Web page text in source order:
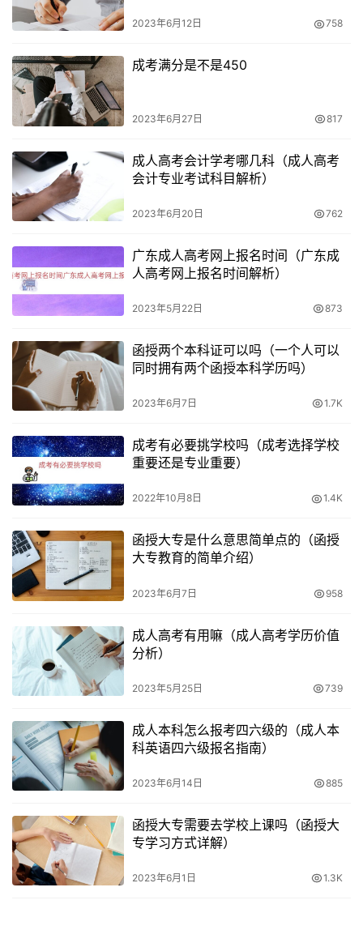
2023年6月12日 758
成考满分是不是450
2023年6月27日 817
成人高考会计学考哪几科（成人高考
会计专业考试科目解析）
2023年6月20日 762
广东成人高考网上报名时间（广东成
人高考网上报名时间解析）
2023年5月22日 873
函授两个本科证可以吗（一个人可以
同时拥有两个函授本科学历吗）
2023年6月7日 1.7K
成考有必要挑学校吗（成考选择学校
重要还是专业重要）
2022年10月8日 1.4K
函授大专是什么意思简单点的（函授
大专教育的简单介绍）
2023年6月7日 958
成人高考有用嘛（成人高考学历价值
分析）
2023年5月25日 739
成人本科怎么报考四六级的（成人本
科英语四六级报名指南）
2023年6月14日 885
函授大专需要去学校上课吗（函授大
专学习方式详解）
2023年6月1日 1.3K